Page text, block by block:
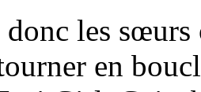
les
en